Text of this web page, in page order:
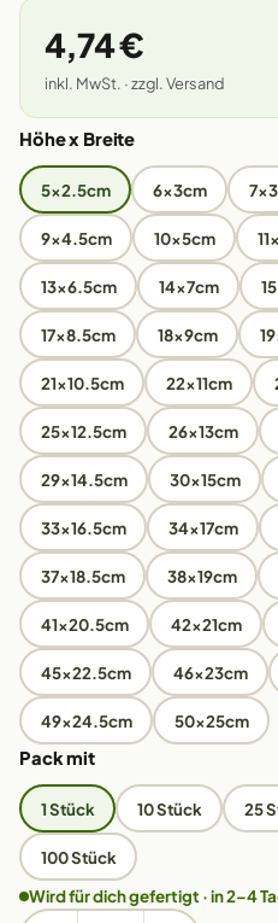
4,74 €
inkl. MwSt. · zzgl. Versand
Höhe x Breite
5x2.5cm 6x3cm
9x4.5cm 10x5cm
13x6.5cm 14x7cm
17x8.5cm 18x9cm
21x10.5cm 22x11cm
25x12.5cm 26x13cm
29x14.5cm 30x15cm
33x16.5cm 34x17cm
37x18.5cm 38x19cm
41x20.5cm 42x21cm
45x22.5cm 46x23cm
49x24.5cm 50x25cm
Pack mit
1 Stück 10 Stück 25
100 Stück
Wird für dich gefertigt · in 2–4